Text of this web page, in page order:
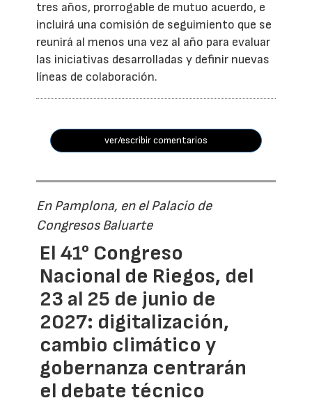
tres años, prorrogable de mutuo acuerdo, e
incluirá una comisión de seguimiento que se
reunirá al menos una vez al año para evaluar
las iniciativas desarrolladas y definir nuevas
líneas de colaboración.
ver/escribir comentarios
En Pamplona, en el Palacio de
Congresos Baluarte
El 41° Congreso
Nacional de Riegos, del
23 al 25 de junio de
2027: digitalización,
cambio climático y
gobernanza centrarán
el debate técnico